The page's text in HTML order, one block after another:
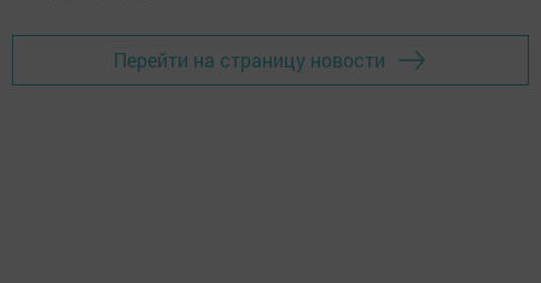
Перейти на страницу новости